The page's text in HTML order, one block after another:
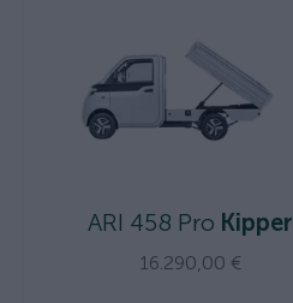
ARI 458 Pro Kipper
16.290,00 €